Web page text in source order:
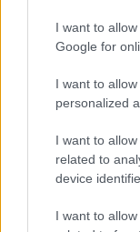
I want to
Google for
I want to
personalized
I want to
related to
device
I want to